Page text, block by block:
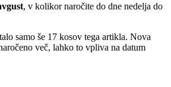
, v kolikor naročite do dne nedelja do
samo še 17 kosov tega artikla. Nova
več, lahko to vpliva na datum